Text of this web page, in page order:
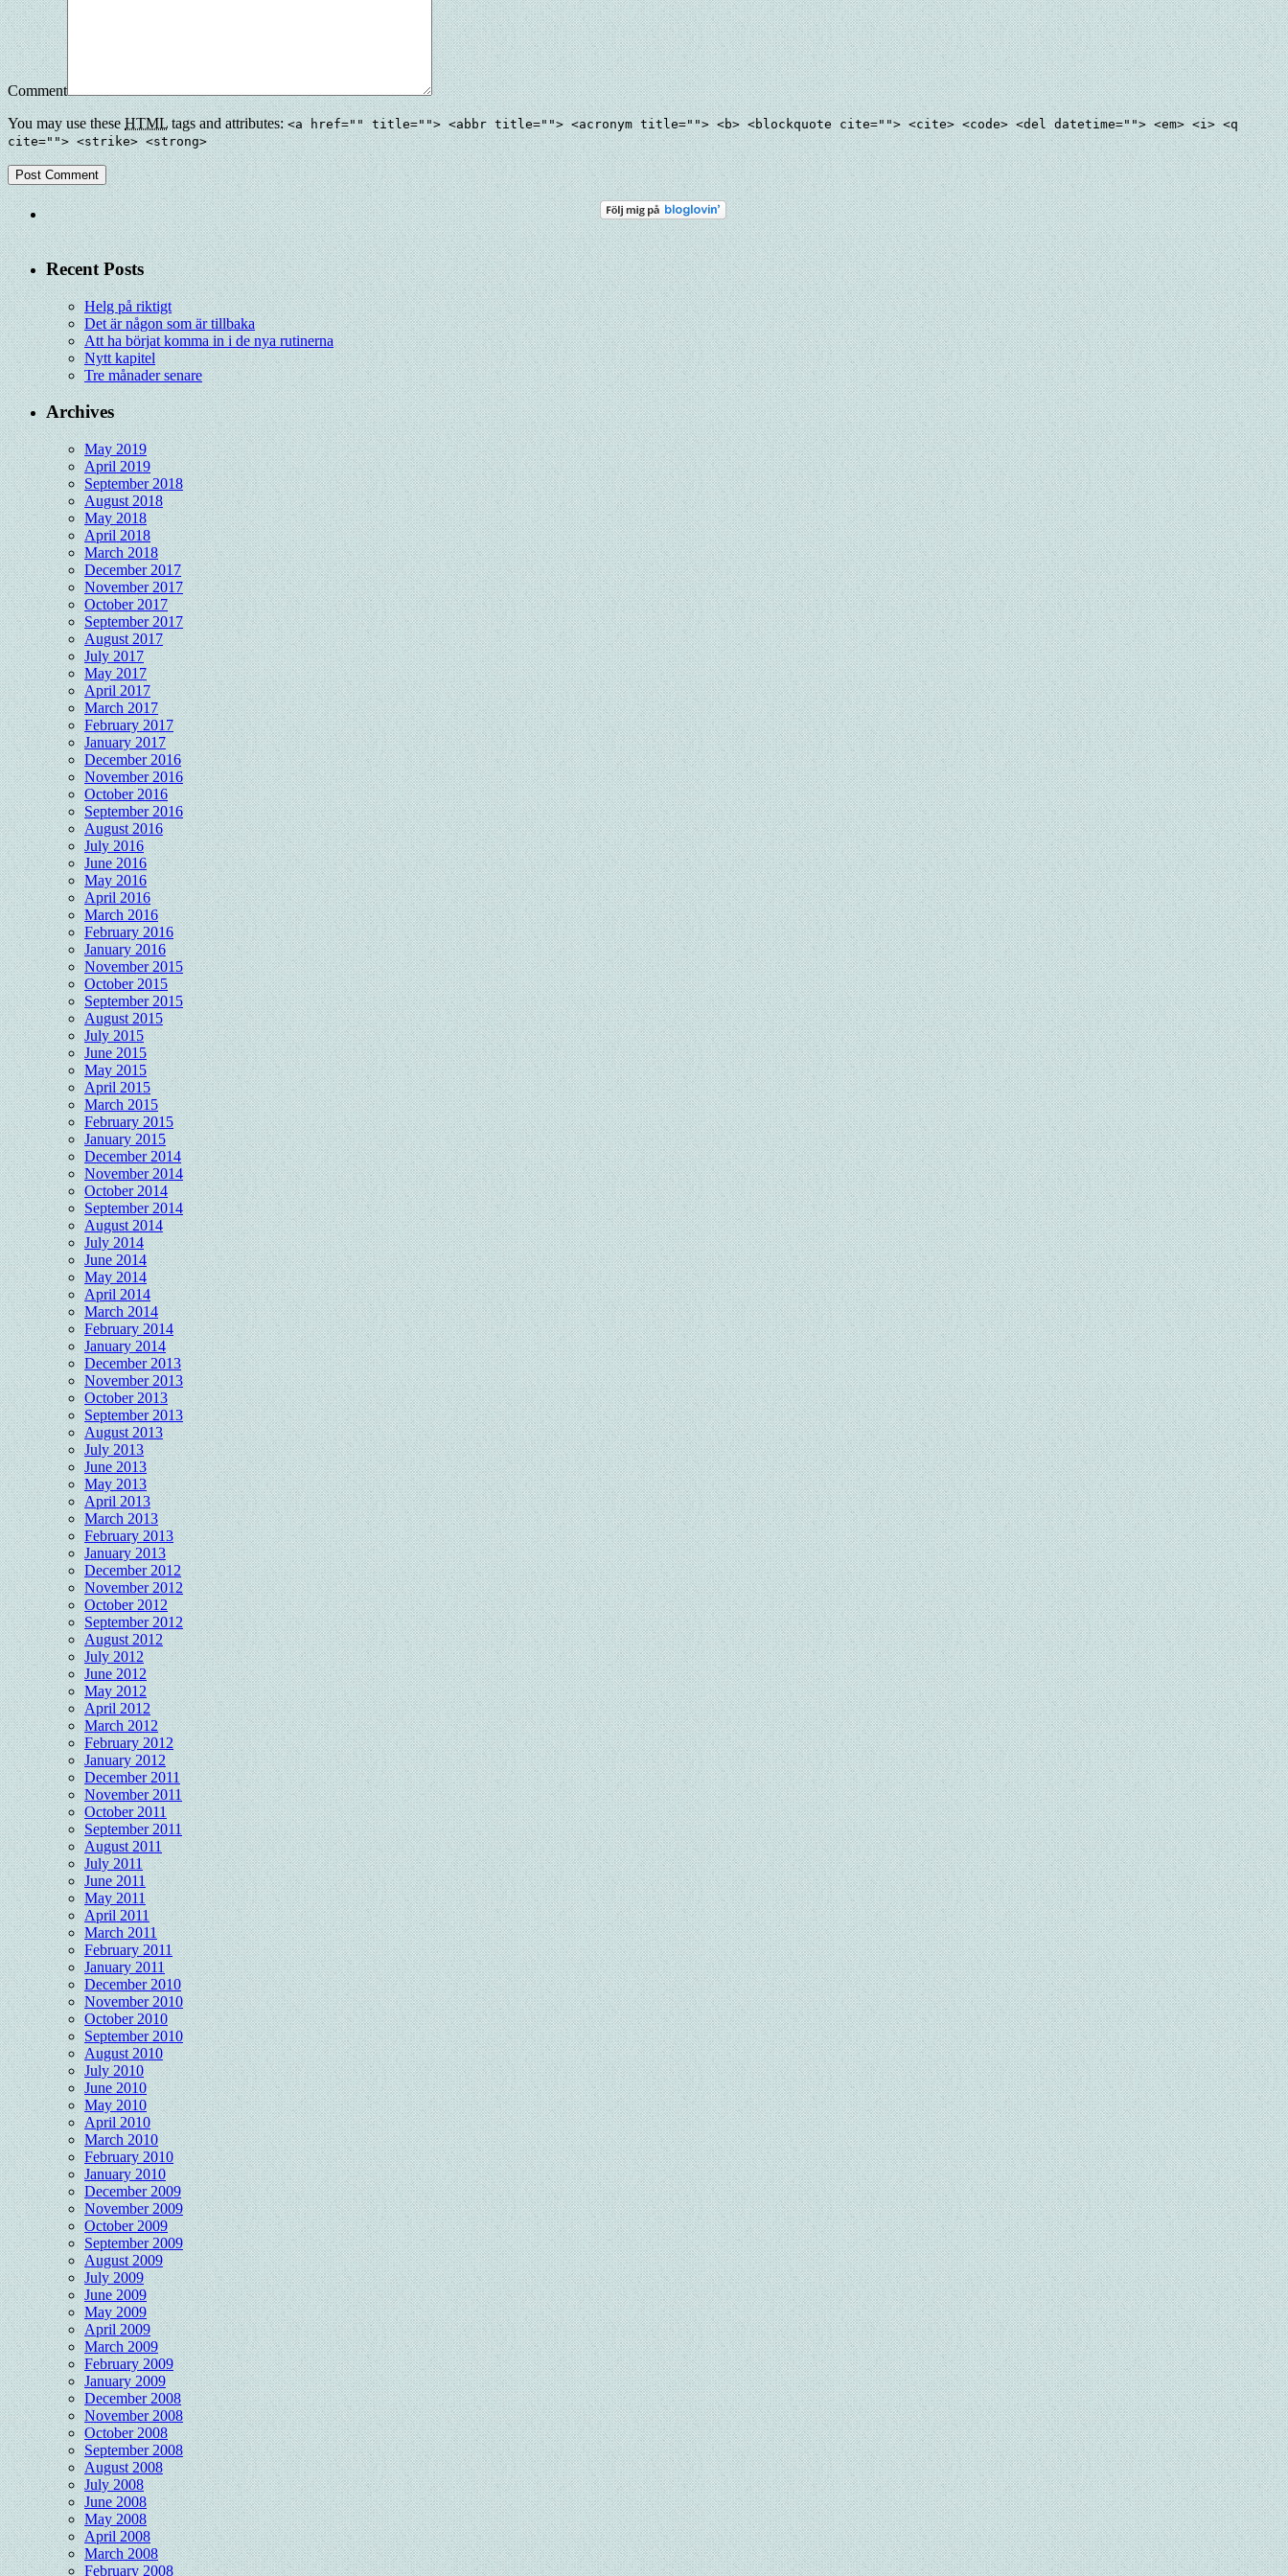
Comment
You may use theseHTMLtags and attributes:<a href="" title=""> <abbr title=""> <acronym title=""> <b> <blockquote cite=""> <cite> <code> <del datetime=""> <em> <i> <q
cite=""> <strike> <strong>
Recent Posts
Helg på riktigt
Det är någon som är tillbaka
Att ha börjat komma in i de nya rutinerna
Nytt kapitel
Tre månader senare
Archives
May 2019
April 2019
September 2018
August 2018
May 2018
April 2018
March 2018
December 2017
November 2017
October 2017
September 2017
August 2017
July 2017
May 2017
April 2017
March 2017
February 2017
January 2017
December 2016
November 2016
October 2016
September 2016
August 2016
July 2016
June 2016
May 2016
April 2016
March 2016
February 2016
January 2016
November 2015
October 2015
September 2015
August 2015
July 2015
June 2015
May 2015
April 2015
March 2015
February 2015
January 2015
December 2014
November 2014
October 2014
September 2014
August 2014
July 2014
June 2014
May 2014
April 2014
March 2014
February 2014
January 2014
December 2013
November 2013
October 2013
September 2013
August 2013
July 2013
June 2013
May 2013
April 2013
March 2013
February 2013
January 2013
December 2012
November 2012
October 2012
September 2012
August 2012
July 2012
June 2012
May 2012
April 2012
March 2012
February 2012
January 2012
December 2011
November 2011
October 2011
September 2011
August 2011
July 2011
June 2011
May 2011
April 2011
March 2011
February 2011
January 2011
December 2010
November 2010
October 2010
September 2010
August 2010
July 2010
June 2010
May 2010
April 2010
March 2010
February 2010
January 2010
December 2009
November 2009
October 2009
September 2009
August 2009
July 2009
June 2009
May 2009
April 2009
March 2009
February 2009
January 2009
December 2008
November 2008
October 2008
September 2008
August 2008
July 2008
June 2008
May 2008
April 2008
March 2008
February 2008